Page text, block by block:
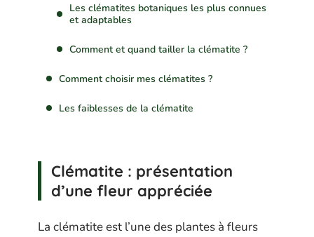
Les clématites botaniques les plus connues
et adaptables
Comment et quand tailler la clématite ?
Comment choisir mes clématites ?
Les faiblesses de la clématite
Clématite : présentation
d’une fleur appréciée
La clématite est l’une des plantes à fleurs